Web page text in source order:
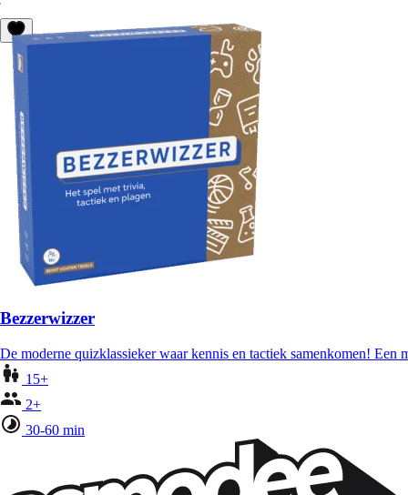
Bezzerwizzer
De moderne quizklassieker waar kennis en tactiek samenkomen! Een
15+
2+
30-60 min